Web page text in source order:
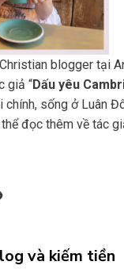
blogger tại
giả “Dấu yêu
chính, sống ở Luân
đọc thêm về tác
và kiếm tiền